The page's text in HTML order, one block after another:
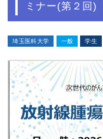
ミナー(第２回)
埼玉医科大学 一般 学生